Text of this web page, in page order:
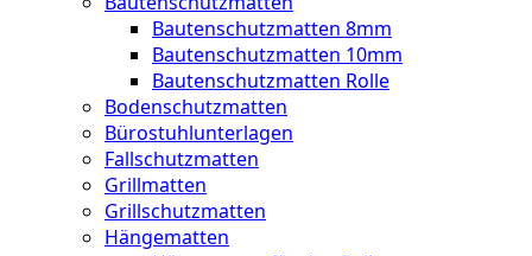
Bautenschutzmatten 8mm
Bautenschutzmatten 10mm
Bautenschutzmatten Rolle
Bodenschutzmatten
Bürostuhlunterlagen
Fallschutzmatten
Grillmatten
Grillschutzmatten
Hängematten